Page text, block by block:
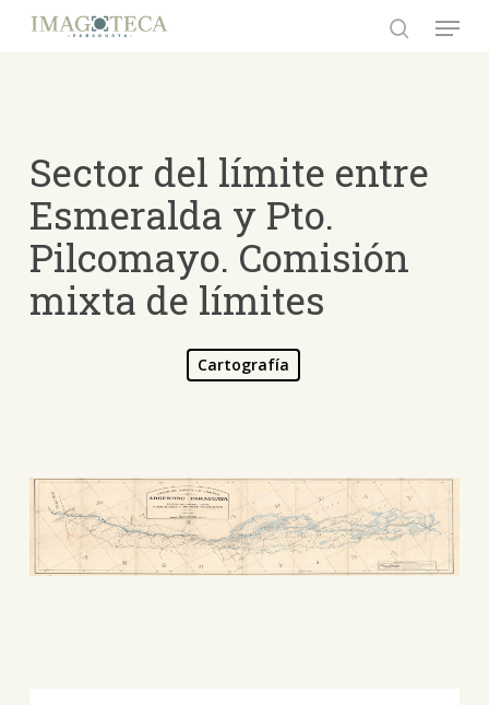
Menu
Sector del límite entre
Esmeralda y Pto.
Pilcomayo. Comisión
mixta de límites
Cartografía